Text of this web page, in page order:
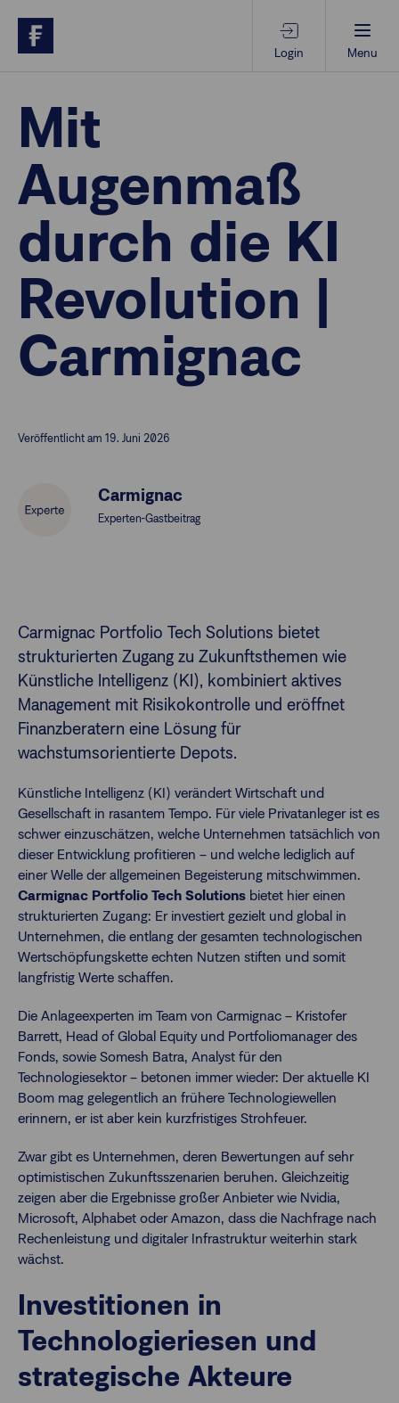
Login Menu
Anlagethemen
Anlagestrategien
Geschäftserfolg
Ansprechpartner
Anlegende
Newsletter
Mit
Augenmaß
durch die KI
Revolution |
Carmignac
Veröffentlicht am 19. Juni 2026
Carmignac
Experten-Gastbeitrag
Carmignac Portfolio Tech Solutions bietet
strukturierten Zugang zu Zukunftsthemen wie
Künstliche Intelligenz (KI), kombiniert aktives
Management mit Risikokontrolle und eröffnet
Finanzberatern eine Lösung für
wachstumsorientierte Depots.
Künstliche Intelligenz (KI) verändert Wirtschaft und
Gesellschaft in rasantem Tempo. Für viele Privatanleger ist es
schwer einzuschätzen, welche Unternehmen tatsächlich von
dieser Entwicklung profitieren – und welche lediglich auf
einer Welle der allgemeinen Begeisterung mitschwimmen.
Carmignac Portfolio Tech Solutions bietet hier einen
strukturierten Zugang: Er investiert gezielt und global in
Unternehmen, die entlang der gesamten technologischen
Wertschöpfungskette echten Nutzen stiften und somit
langfristig Werte schaffen.
Die Anlageexperten im Team von Carmignac – Kristofer
Barrett, Head of Global Equity und Portfoliomanager des
Fonds, sowie Somesh Batra, Analyst für den
Technologiesektor – betonen immer wieder: Der aktuelle KI
Boom mag gelegentlich an frühere Technologiewellen
erinnern, er ist aber kein kurzfristiges Strohfeuer.
Zwar gibt es Unternehmen, deren Bewertungen auf sehr
optimistischen Zukunftsszenarien beruhen. Gleichzeitig
zeigen aber die Ergebnisse großer Anbieter wie Nvidia,
Microsoft, Alphabet oder Amazon, dass die Nachfrage nach
Rechenleistung und digitaler Infrastruktur weiterhin stark
wächst.
Investitionen in
Technologieriesen und
strategische Akteure